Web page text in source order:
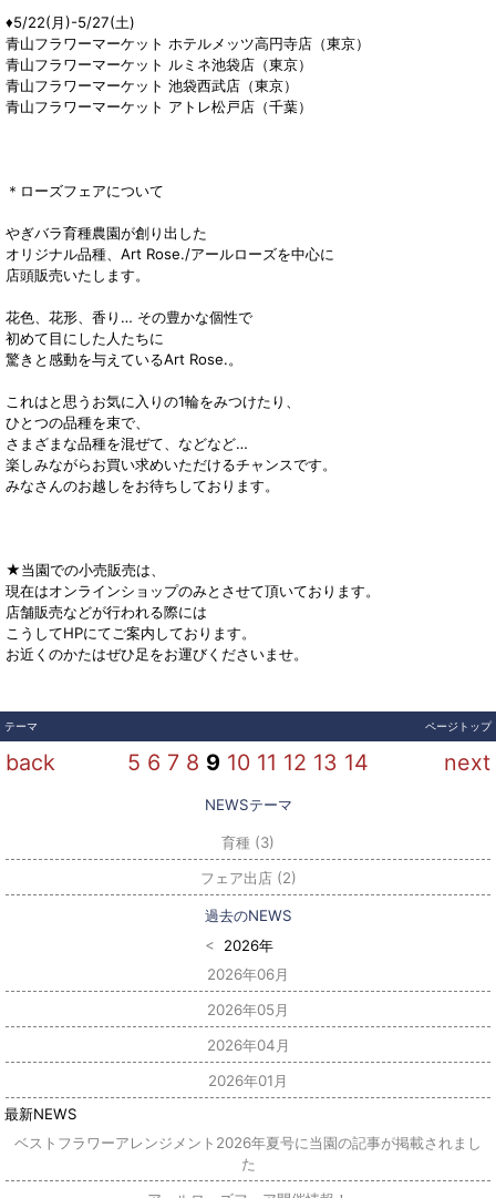
♦︎5/22(月)-5/27(土)
青山フラワーマーケット ホテルメッツ高円寺店（東京）
青山フラワーマーケット ルミネ池袋店（東京）
青山フラワーマーケット 池袋西武店（東京）
青山フラワーマーケット アトレ松戸店（千葉）
＊ローズフェアについて
やぎバラ育種農園が創り出した
オリジナル品種、Art Rose./アールローズを中心に
店頭販売いたします。
花色、花形、香り… その豊かな個性で
初めて目にした人たちに
驚きと感動を与えているArt Rose.。
これはと思うお気に入りの1輪をみつけたり、
ひとつの品種を束で、
さまざまな品種を混ぜて、などなど…
楽しみながらお買い求めいただけるチャンスです。
みなさんのお越しをお待ちしております。
★当園での小売販売は、
現在はオンラインショップのみとさせて頂いております。
店舗販売などが行われる際には
こうしてHPにてご案内しております。
お近くのかたはぜひ足をお運びくださいませ。
テーマ ページトップ
back 5 6 7 8 9 10 11 12 13 14 next
育種 (3)
フェア出店 (2)
< 2026年
2026年06月
2026年05月
2026年04月
2026年01月
ベストフラワーアレンジメント2026年夏号に当園の記事が掲載されまし
た